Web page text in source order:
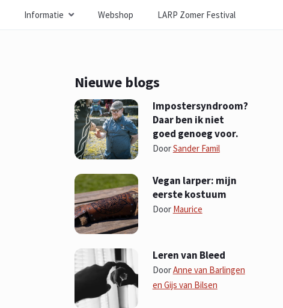
Informatie Webshop LARP Zomer Festival
Nieuwe blogs
Impostersyndroom?
Daar ben ik niet
goed genoeg voor.
DoorSander Famil
Vegan larper: mijn
eerste kostuum
Door Maurice
Leren van Bleed
DoorAnne van Barlingen
en Gijs van Bilsen